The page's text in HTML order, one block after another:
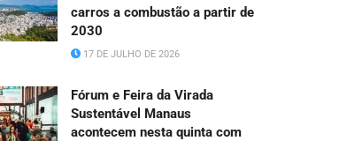
carros a combustão a partir de
2030
17 DE JULHO DE 2026
Fórum e Feira da Virada
Sustentável Manaus
acontecem nesta quinta com